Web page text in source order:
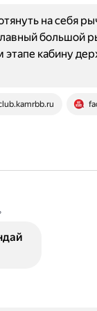
на себя
большой
этапе кабину